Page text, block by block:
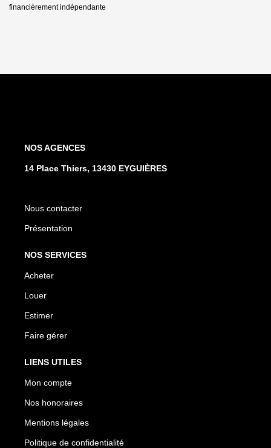
financièrement indépendante
NOS AGENCES
14 Place Thiers, 13430 EYGUIÈRES
Nous contacter
Présentation
NOS SERVICES
Acheter
Louer
Estimer
Faire gérer
LIENS UTILES
Mon compte
Nos honoraires
Mentions légales
Politique de confidentialité